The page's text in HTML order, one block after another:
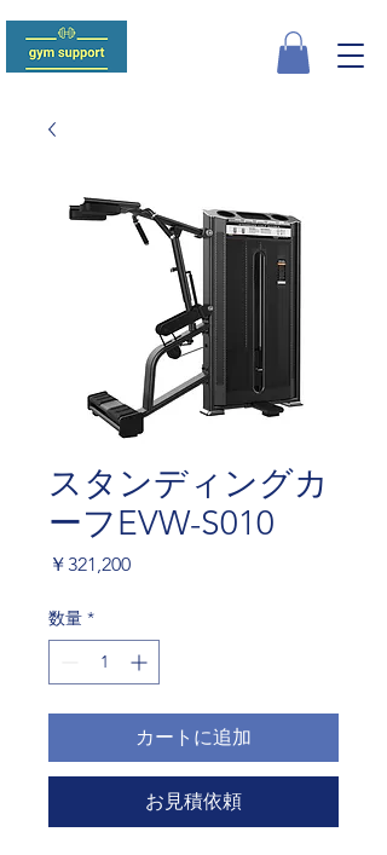
スタンディングカ
ーフEVW-S010
￥321,200価
数量 *
カートに追加
お見積依頼